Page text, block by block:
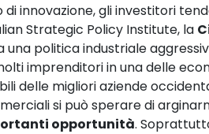
innovazione, gli investitori
Strategic Policy Institute, la
una politica industriale
imprenditori in una delle
delle migliori aziende
si può sperare di
opportunità.